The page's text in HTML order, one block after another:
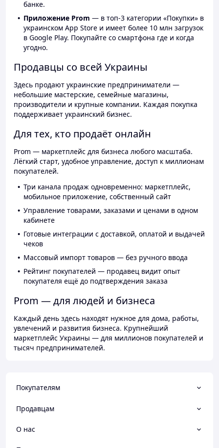
банке.
Приложение Prom — в топ-3 категории «Покупки» в
украинском App Store и имеет более 10 млн загрузок
в Google Play. Покупайте со смартфона где и когда
угодно.
Продавцы со всей Украины
Здесь продают украинские предприниматели —
небольшие мастерские, семейные магазины,
производители и крупные компании. Каждая покупка
поддерживает украинский бизнес.
Для тех, кто продаёт онлайн
Prom — маркетплейс для бизнеса любого масштаба.
Лёгкий старт, удобное управление, доступ к миллионам
покупателей.
Три канала продаж одновременно: маркетплейс,
мобильное приложение, собственный сайт
Управление товарами, заказами и ценами в одном
кабинете
Готовые интеграции с доставкой, оплатой и выдачей
чеков
Массовый импорт товаров — без ручного ввода
Рейтинг покупателей — продавец видит опыт
покупателя ещё до подтверждения заказа
Prom — для людей и бизнеса
Каждый день здесь находят нужное для дома, работы,
увлечений и развития бизнеса. Крупнейший
маркетплейс Украины — для миллионов покупателей и
тысяч предпринимателей.
Покупателям
Продавцам
О нас